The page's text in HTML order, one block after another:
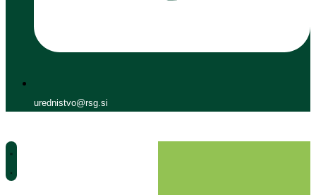
urednistvo@rsg.si